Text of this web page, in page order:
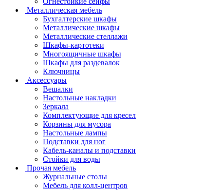
Металлическая мебель
Бухгалтерские шкафы
Металлические шкафы
Металлические стеллажи
Шкафы-картотеки
Многоящичные шкафы
Шкафы для раздевалок
Ключницы
Аксессуары
Вешалки
Настольные накладки
Зеркала
Комплектующие для кресел
Корзины для мусора
Настольные лампы
Подставки для ног
Кабель-каналы и подставки
Стойки для воды
Прочая мебель
Журнальные столы
Мебель для колл-центров